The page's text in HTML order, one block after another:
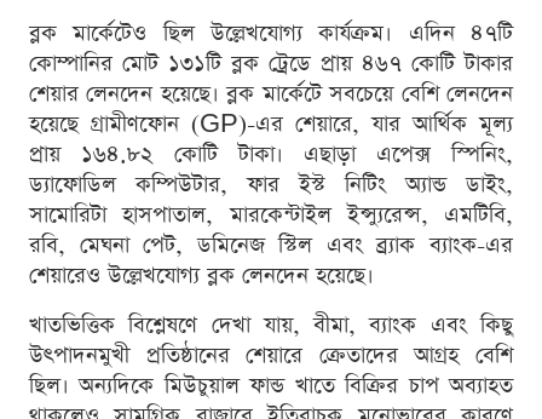
ব্লক মার্কেটেও ছিল উল্লেখযোগ্য কার্যক্রম। এদিন ৪৭টি
কোম্পানির মোট ১৩১টি ব্লক ট্রেডে প্রায় ৪৬৭ কোটি টাকার
শেয়ার লেনদেন হয়েছে। ব্লক মার্কেটে সবচেয়ে বেশি লেনদেন
হয়েছে গ্রামীণফোন (GP)-এর শেয়ারে, যার আর্থিক মূল্য
প্রায় ১৬৪.৮২ কোটি টাকা। এছাড়া এপেক্স স্পিনিং,
ড্যাফোডিল কম্পিউটার, ফার ইস্ট নিটিং অ্যান্ড ডাইং,
সামোরিটা হাসপাতাল, মারকেন্টাইল ইন্স্যুরেন্স, এমটিবি,
রবি, মেঘনা পেট, ডমিনেজ স্টিল এবং ব্র্যাক ব্যাংক-এর
শেয়ারেও উল্লেখযোগ্য ব্লক লেনদেন হয়েছে।
খাতভিত্তিক বিশ্লেষণে দেখা যায়, বীমা, ব্যাংক এবং কিছু
উৎপাদনমুখী প্রতিষ্ঠানের শেয়ারে ক্রেতাদের আগ্রহ বেশি
ছিল। অন্যদিকে মিউচুয়াল ফান্ড খাতে বিক্রির চাপ অব্যাহত